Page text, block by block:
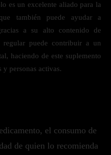
es un excelente aliado para la
también puede ayudar a
a su alto contenido de
regular puede contribuir a un
haciendo de este suplemento
y personas activas.
el consumo de
de quien lo recomienda